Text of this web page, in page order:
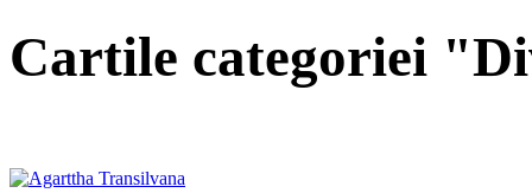
Cartile categoriei